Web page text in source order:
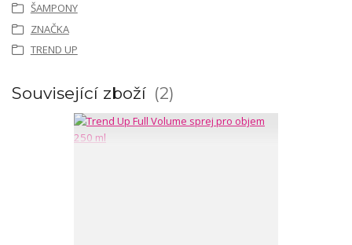
ŠAMPONY
ZNAČKA
TREND UP
Související zboží 2